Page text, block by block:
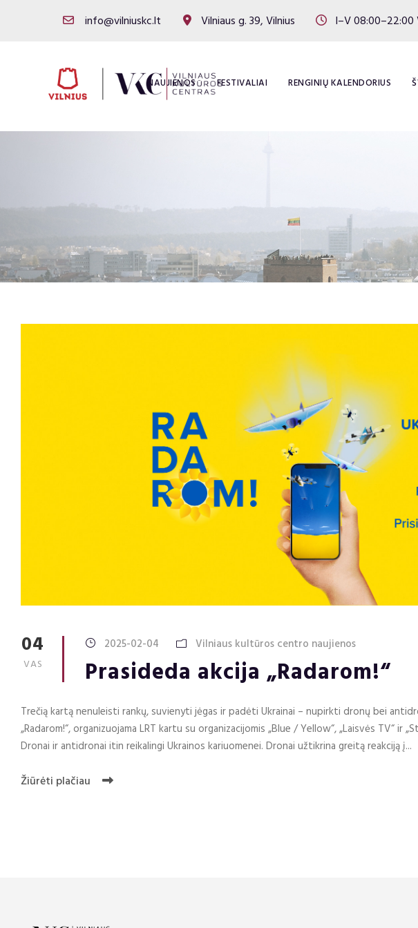
info@vilniuskc.lt Vilniaus g. 39, Vilnius I–V 08:00–22:00
NAUJIENOS FESTIVALIAI RENGINIŲ KALENDORIUS
04
VAS
2025-02-04 Vilniaus kultūros centro naujienos
Prasideda akcija „Radarom!“
Trečią kartą nenuleisti rankų, suvienyti jėgas ir padėti Ukrainai – nupirkti dronų bei
„Radarom!“, organizuojama LRT kartu su organizacijomis „Blue / Yellow“, „Laisvės TV“ ir
Dronai ir antidronai itin reikalingi Ukrainos kariuomenei. Dronai užtikrina greitą reakciją į...
Žiūrėti plačiau